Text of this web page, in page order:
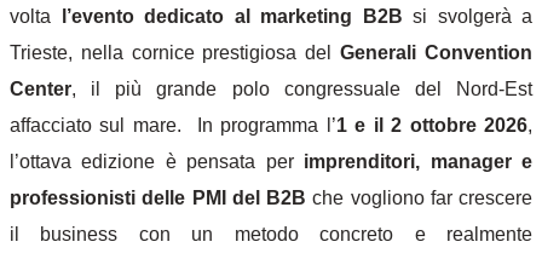
volta
l’evento dedicato al marketing B2B si svolgerà a
Trieste, nella cornice prestigiosa delGenerali Convention
Center, il più grande polo congressuale del Nord-Est
affacciato sul mare.
In programma l’1 e il 2 ottobre 2026,
l’ottava edizione è pensata per imprenditori, manager e
professionisti delle PMI del B2B che vogliono far crescere
il business con un metodo concreto e realmente